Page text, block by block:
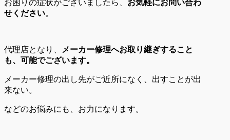
お困りの症状がございましたら、 お気軽にお問い合わ
せください。
代理店となり、
メーカー修理へお取り継ぎすること
も、可能でございます。
メーカー修理の出し先がご近所になく、出すことが出
来ない。
などのお悩みにも、お力になります。